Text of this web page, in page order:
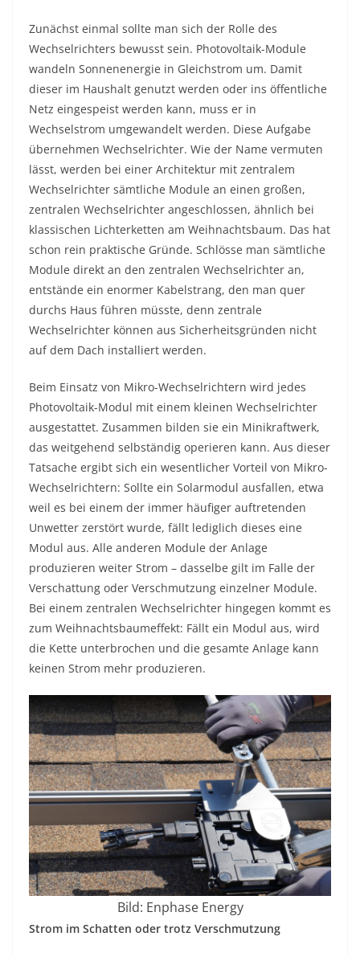
Zunächst einmal sollte man sich der Rolle des
Wechselrichters bewusst sein. Photovoltaik-Module
wandeln Sonnenenergie in Gleichstrom um. Damit
dieser im Haushalt genutzt werden oder ins öffentliche
Netz eingespeist werden kann, muss er in
Wechselstrom umgewandelt werden. Diese Aufgabe
übernehmen Wechselrichter. Wie der Name vermuten
lässt, werden bei einer Architektur mit zentralem
Wechselrichter sämtliche Module an einen großen,
zentralen Wechselrichter angeschlossen, ähnlich bei
klassischen Lichterketten am Weihnachtsbaum. Das hat
schon rein praktische Gründe. Schlösse man sämtliche
Module direkt an den zentralen Wechselrichter an,
entstände ein enormer Kabelstrang, den man quer
durchs Haus führen müsste, denn zentrale
Wechselrichter können aus Sicherheitsgründen nicht
auf dem Dach installiert werden.
Beim Einsatz von Mikro-Wechselrichtern wird jedes
Photovoltaik-Modul mit einem kleinen Wechselrichter
ausgestattet. Zusammen bilden sie ein Minikraftwerk,
das weitgehend selbständig operieren kann. Aus dieser
Tatsache ergibt sich ein wesentlicher Vorteil von Mikro-
Wechselrichtern: Sollte ein Solarmodul ausfallen, etwa
weil es bei einem der immer häufiger auftretenden
Unwetter zerstört wurde, fällt lediglich dieses eine
Modul aus. Alle anderen Module der Anlage
produzieren weiter Strom – dasselbe gilt im Falle der
Verschattung oder Verschmutzung einzelner Module.
Bei einem zentralen Wechselrichter hingegen kommt es
zum Weihnachtsbaumeffekt: Fällt ein Modul aus, wird
die Kette unterbrochen und die gesamte Anlage kann
keinen Strom mehr produzieren.
Bild: Enphase Energy
Strom im Schatten oder trotz Verschmutzung